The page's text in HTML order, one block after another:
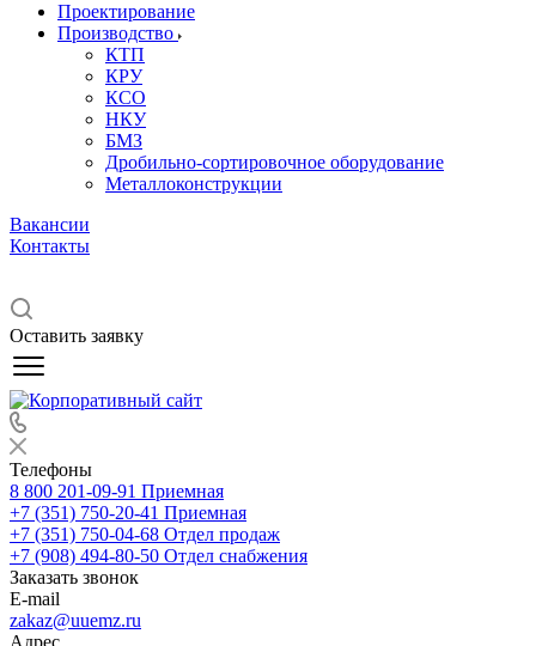
Проектирование
Производство
КТП
КРУ
КСО
НКУ
БМЗ
Дробильно-сортировочное оборудование
Металлоконструкции
Вакансии
Контакты
Оставить заявку
Телефоны
8 800 201-09-91 Приемная
+7 (351) 750-20-41 Приемная
+7 (351) 750-04-68 Отдел продаж
+7 (908) 494-80-50 Отдел снабжения
Заказать звонок
E-mail
zakaz@uuemz.ru
Адрес